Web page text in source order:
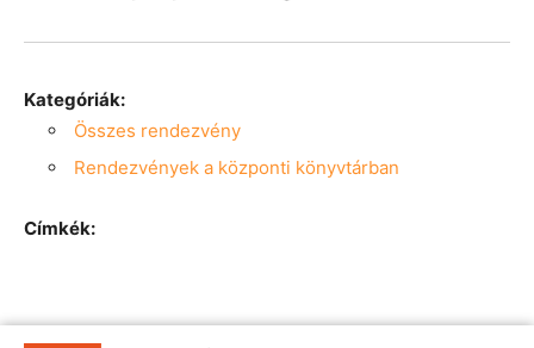
Kategóriák:
Összes rendezvény
Rendezvények a központi könyvtárban
Címkék: